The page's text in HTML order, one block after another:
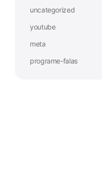
uncategorized
youtube
meta
programe-falas